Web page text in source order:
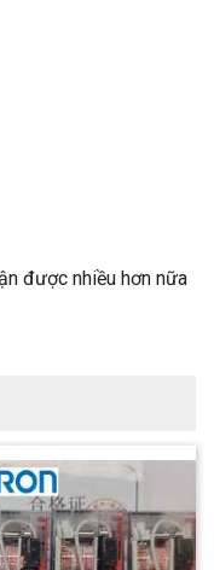
được nhiều hơn nữa